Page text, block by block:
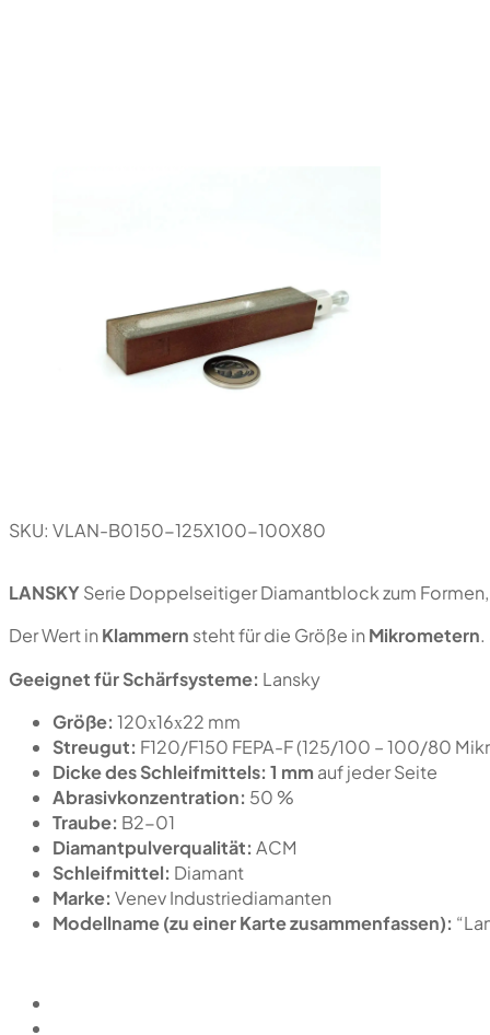
LANSKYSerie Doppelseitiger Diamantblock zum
Der Wert inKlammern steht für die Größe inMikrometern.
Geeignet für Schärfsysteme: Lansky
Größe: 120х16х22 mm
Streugut: F120/F150 FEPA-F (125/100 – 100/80
Dicke des Schleifmittels: 1 mm auf jeder Seite
Abrasivkonzentration: 50 %
Traube: B2-01
Diamantpulverqualität: ACM
Schleifmittel: Diamant
Marke: Venev Industriediamanten
Modellname (zu einer Karte zusammenfassen):
SKU: VLAN-B0150-125X100-100X80